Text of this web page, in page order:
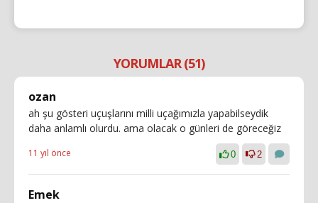
YORUMLAR (51)
ozan
ah şu gösteri uçuşlarını milli uçağımızla yapabilseydik
daha anlamlı olurdu. ama olacak o günleri de göreceğiz
11 yıl önce 0 2
Emek